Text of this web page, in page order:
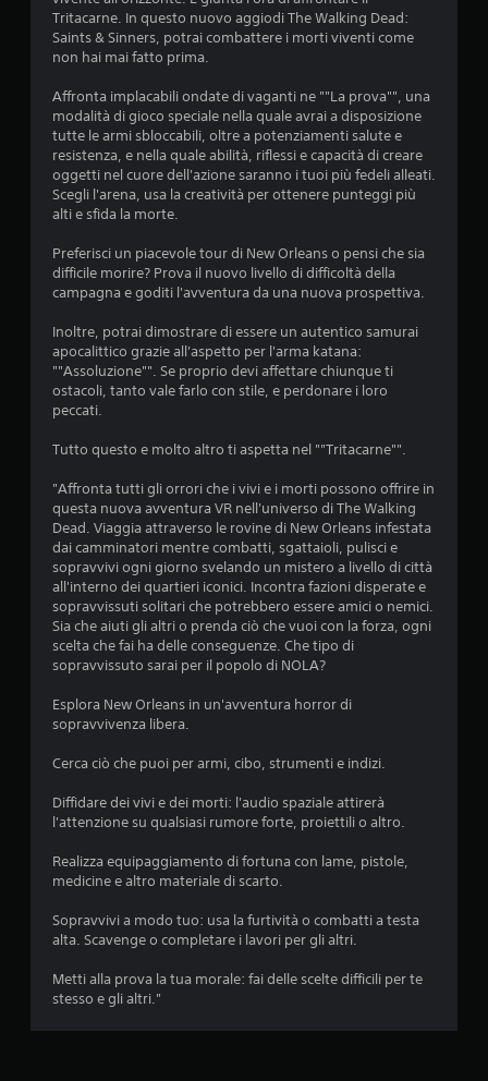
o
i
Tritacarne. In questo nuovo aggiodi The Walking Dead:
Saints & Sinners, potrai combattere i morti viventi come
non hai mai fatto prima.
Affronta implacabili ondate di vaganti ne ""La prova"", una
modalità di gioco speciale nella quale avrai a disposizione
tutte le armi sbloccabili, oltre a potenziamenti salute e
resistenza, e nella quale abilità, riflessi e capacità di creare
oggetti nel cuore dell'azione saranno i tuoi più fedeli alleati.
Scegli l'arena, usa la creatività per ottenere punteggi più
alti e sfida la morte.
Preferisci un piacevole tour di New Orleans o pensi che sia
difficile morire? Prova il nuovo livello di difficoltà della
campagna e goditi l'avventura da una nuova prospettiva.
Inoltre, potrai dimostrare di essere un autentico samurai
apocalittico grazie all'aspetto per l'arma katana:
""Assoluzione"". Se proprio devi affettare chiunque ti
ostacoli, tanto vale farlo con stile, e perdonare i loro
peccati.
Tutto questo e molto altro ti aspetta nel ""Tritacarne"".
"Affronta tutti gli orrori che i vivi e i morti possono offrire in
questa nuova avventura VR nell'universo di The Walking
Dead. Viaggia attraverso le rovine di New Orleans infestata
dai camminatori mentre combatti, sgattaioli, pulisci e
sopravvivi ogni giorno svelando un mistero a livello di città
all'interno dei quartieri iconici. Incontra fazioni disperate e
sopravvissuti solitari che potrebbero essere amici o nemici.
Sia che aiuti gli altri o prenda ciò che vuoi con la forza, ogni
scelta che fai ha delle conseguenze. Che tipo di
sopravvissuto sarai per il popolo di NOLA?
Esplora New Orleans in un'avventura horror di
sopravvivenza libera.
Cerca ciò che puoi per armi, cibo, strumenti e indizi.
Diffidare dei vivi e dei morti: l'audio spaziale attirerà
l'attenzione su qualsiasi rumore forte, proiettili o altro.
Realizza equipaggiamento di fortuna con lame, pistole,
medicine e altro materiale di scarto.
Sopravvivi a modo tuo: usa la furtività o combatti a testa
alta. Scavenge o completare i lavori per gli altri.
Metti alla prova la tua morale: fai delle scelte difficili per te
stesso e gli altri."